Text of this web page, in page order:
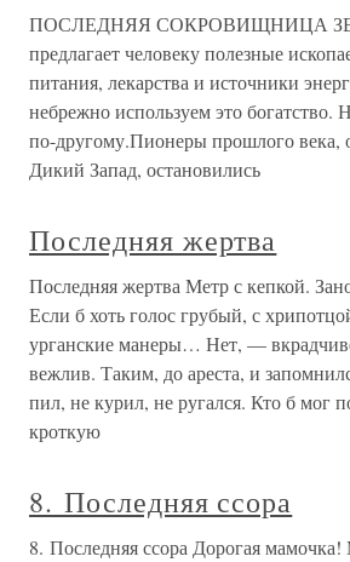
ПОСЛЕДНЯЯ СОКРОВИЩНИЦА
предлагает человеку полезные
питания, лекарства и источники
небрежно используем это богатство.
по-другому.Пионеры прошлого века,
Дикий Запад, остановились
Последняя жертва
Последняя жертва Метр с кепкой.
Если б хоть голос грубый, с
урганские манеры… Нет, —
вежлив. Таким, до ареста, и
пил, не курил, не ругался. Кто б мог
кроткую
8. Последняя ссора
8. Последняя ссора Дорогая мамочка!